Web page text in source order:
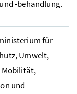
-behandlung.
für
Umwelt,
Mobilität,
und